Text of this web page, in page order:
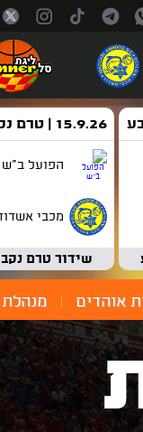
15.9.26 | טרם נקבע
הפועל ב"ש
מכבי
שידור טרם
אוהדים מנהלת